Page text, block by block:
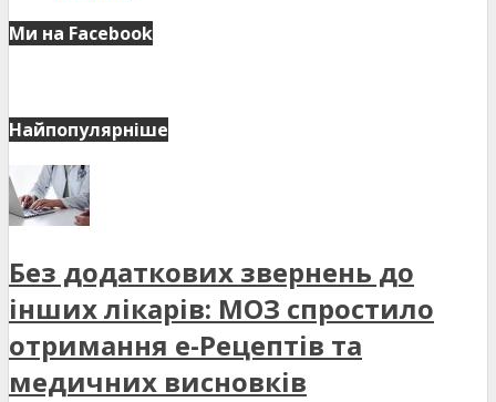
Ми на Facebook
Найпопулярніше
Без додаткових звернень до
інших лікарів: МОЗ спростило
отримання е-Рецептів та
медичних висновків